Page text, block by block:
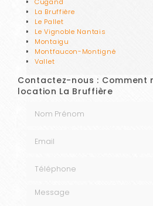
La Bruffière
Le Pallet
Le Vignoble Nantais
Montaigu
Montfaucon-Montigné
Vallet
Contactez-nous : Comment
location La Bruffière
Message